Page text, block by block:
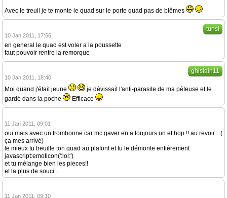
Avec le treuil je te monte le quad sur le porte quad pas de blêmes
tunsi
10 Jan 2011, 17:56
en general le quad est voler a la poussette
faut pouvoir rentre la remorque
ghislain11
10 Jan 2011, 18:40
Moi quand j'était jeune
je dévissait l'anti-parasite de ma péteuse et le
gardé dans la poche
Efficace
11 Jan 2011, 09:01
oui mais avec un trombonne car mc gaver en a toujours un et hop !! au revoir....(
ça mes arrivé)
le mieux tu treuille ton quad au plafont et tu le démonte entièrement
javascript:emoticon(':lol:')
et tu mélange bien les pieces!!
et la plus de souci..
11 Jan 2011, 09:10